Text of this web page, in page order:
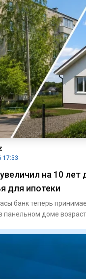
17:53
на 10 лет
для ипотеки
банк теперь
панельном доме